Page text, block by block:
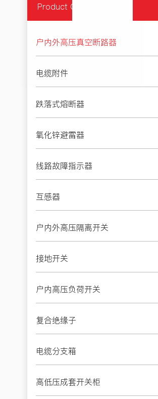
Product Center
户内外高压真空断路器
电缆附件
跌落式熔断器
氧化锌避雷器
线路故障指示器
互感器
户内外高压隔离开关
接地开关
户内高压负荷开关
复合绝缘子
电缆分支箱
高低压成套开关柜